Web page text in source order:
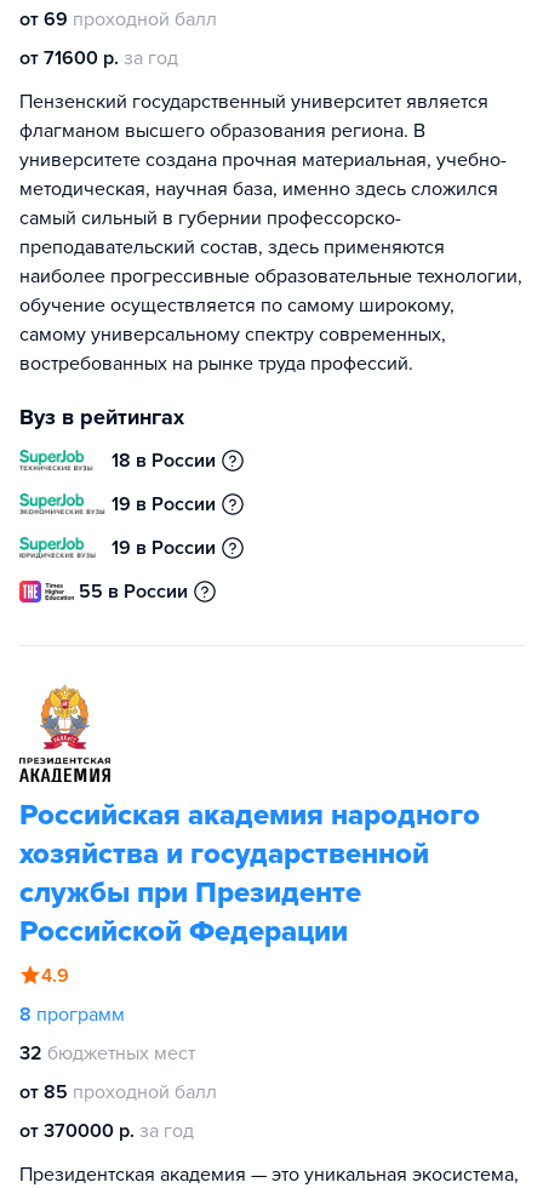
от 69 проходной балл
от 71600 р. за год
Пензенский государственный университет является
флагманом высшего образования региона. В
университете создана прочная материальная, учебно-
методическая, научная база, именно здесь сложился
самый сильный в губернии профессорско-
преподавательский состав, здесь применяются
наиболее прогрессивные образовательные технологии,
обучение осуществляется по самому широкому,
самому универсальному спектру современных,
востребованных на рынке труда профессий.
Вуз в рейтингах
18 в России
19 в России
19 в России
55 в России
Российская академия народного
хозяйства и государственной
службы при Президенте
Российской Федерации
4.9
8 программ
32 бюджетных мест
от 85 проходной балл
от 370000 р. за год
Президентская академия — это уникальная экосистема,